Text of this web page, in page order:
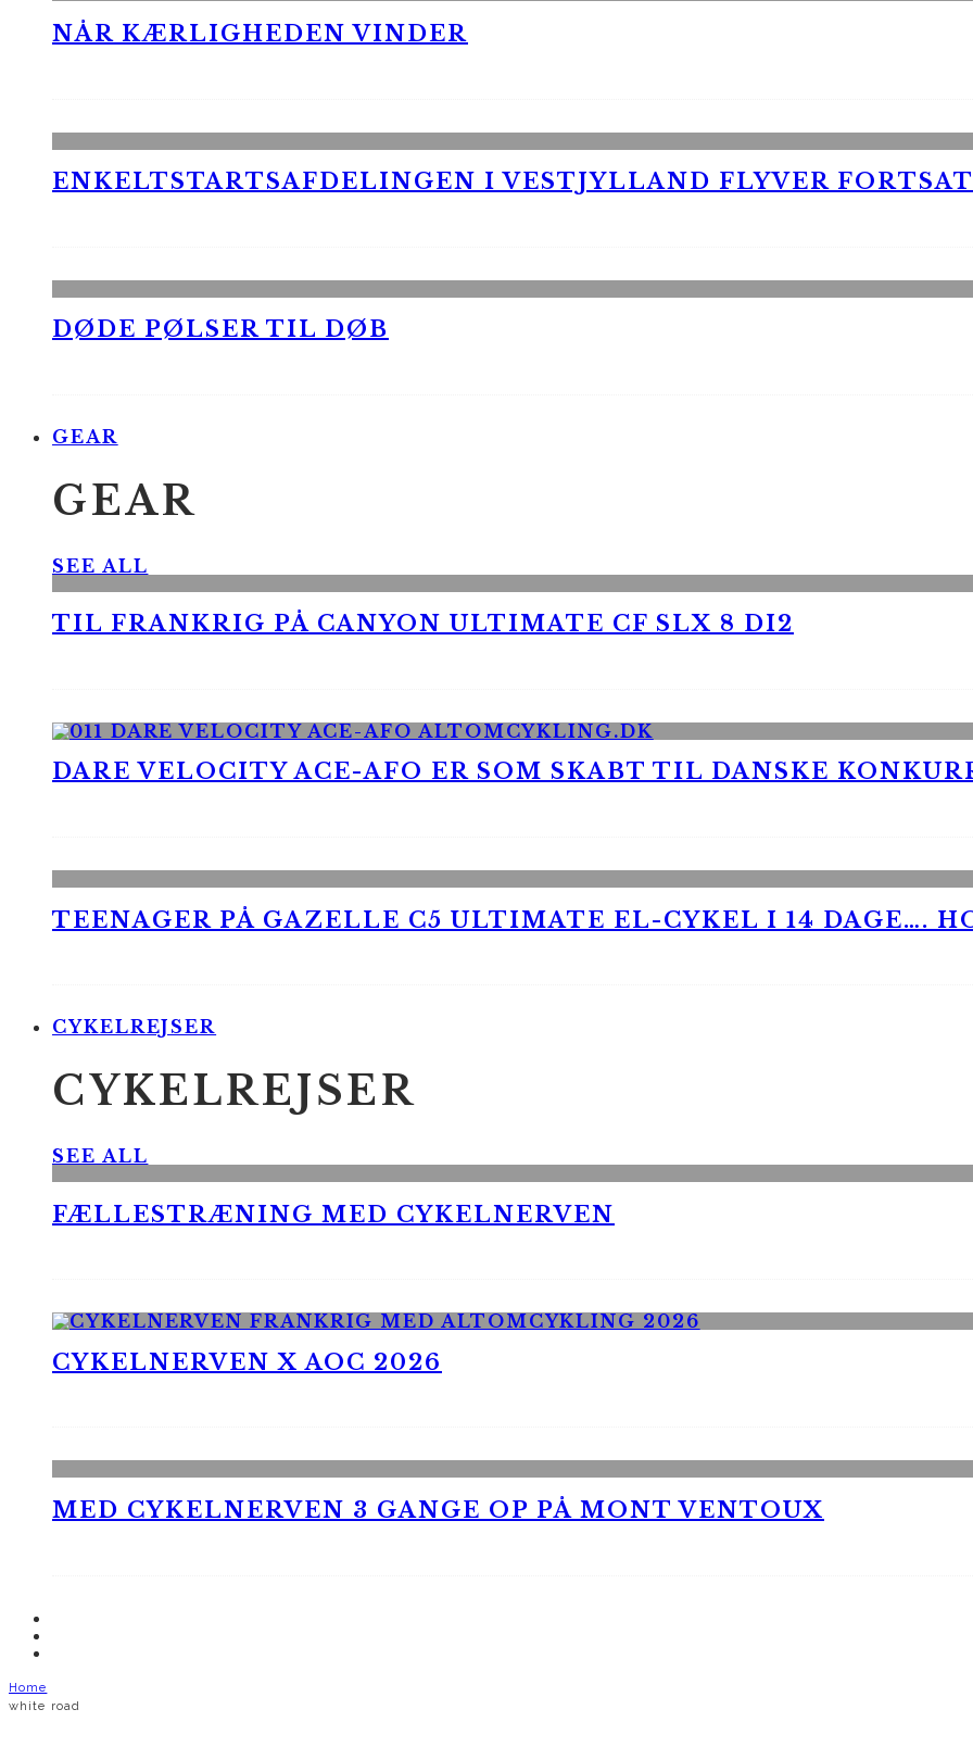
NÅR KÆRLIGHEDEN VINDER
ENKELTSTARTSAFDELINGEN I VESTJYLLAND FLYVER
DØDE PØLSER TIL DØB
GEAR
GEAR
SEE ALL
TIL FRANKRIG PÅ CANYON ULTIMATE CF SLX 8 DI2
DARE VELOCITY ACE-AFO ER SOM SKABT TIL DANSKE
TEENAGER PÅ GAZELLE C5 ULTIMATE EL-CYKEL I 14 DAGE….
CYKELREJSER
CYKELREJSER
SEE ALL
FÆLLESTRÆNING MED CYKELNERVEN
CYKELNERVEN X AOC 2026
MED CYKELNERVEN 3 GANGE OP PÅ MONT VENTOUX
Home
white road